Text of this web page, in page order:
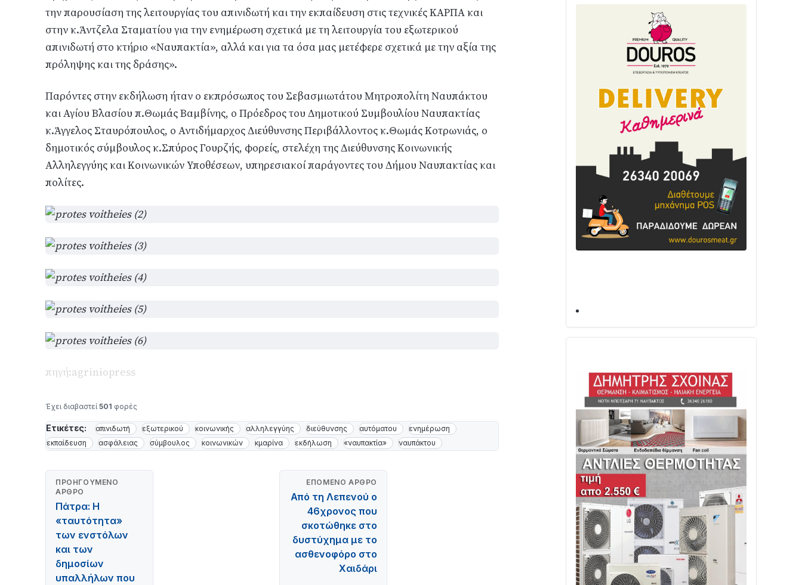
την παρουσίαση της λειτουργίας του απινιδωτή και την εκπαίδευση στις τεχνικές ΚΑΡΠΑ και
στην κ.Άντζελα Σταματίου για την ενημέρωση σχετικά με τη λειτουργία του εξωτερικού
απινιδωτή στο κτήριο «Ναυπακτία», αλλά και για τα όσα μας μετέφερε σχετικά με την αξία της
πρόληψης και της δράσης».
Παρόντες στην εκδήλωση ήταν ο εκπρόσωπος του Σεβασμιωτάτου Μητροπολίτη Ναυπάκτου
και Αγίου Βλασίου π.Θωμάς Βαμβίνης, ο Πρόεδρος του Δημοτικού Συμβουλίου Ναυπακτίας
κ.Άγγελος Σταυρόπουλος, ο Αντιδήμαρχος Διεύθυνσης Περιβάλλοντος κ.Θωμάς Κοτρωνιάς, ο
δημοτικός σύμβουλος κ.Σπύρος Γουρζής, φορείς, στελέχη της Διεύθυνσης Κοινωνικής
Αλληλεγγύης και Κοινωνικών Υποθέσεων, υπηρεσιακοί παράγοντες του Δήμου Ναυπακτίας και
πολίτες.
πηγή:agriniopress
Έχει διαβαστεί 501 φορές
Ετικέτες: απινιδωτή εξωτερικού κοινωνικής αλληλεγγύης διεύθυνσης αυτόματου
ενημέρωση
εκπαίδευση
ασφάλειας σύμβουλος κοινωνικών κμαρίνα εκδήλωση «ναυπακτία» ναυπάκτου
ΠΡΟΗΓΟΎΜΕΝΟ
ΆΡΘΡΟ
Πάτρα: Η
«ταυτότητα»
των ενστόλων
και των
δημοσίων
υπαλλήλων που
ΕΠΌΜΕΝΟ ΆΡΘΡΟ
Από τη Λεπενού ο
46χρονος που
σκοτώθηκε στο
δυστύχημα με το
ασθενοφόρο στο
Χαιδάρι